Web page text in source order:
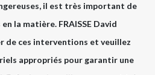
il est très important de
la matière. FRAISSE David
de ces interventions et veuillez
appropriés pour garantir une